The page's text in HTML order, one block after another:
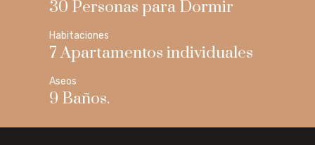
30 Personas para Dormir
Habitaciones
7 Apartamentos individuales
Aseos
9 Baños.